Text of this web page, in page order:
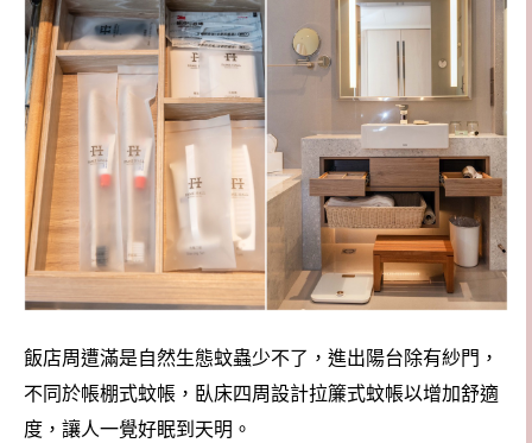
飯店周遭滿是自然生態蚊蟲少不了，進出陽台除有紗門，
不同於帳棚式蚊帳，臥床四周設計拉簾式蚊帳以增加舒適
度，讓人一覺好眠到天明。